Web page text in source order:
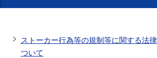
ストーカー行為等の規制等に関する法
ついて